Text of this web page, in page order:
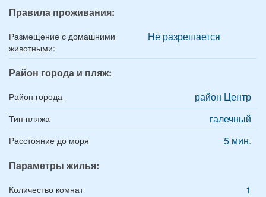
Правила проживания:
Размещение с домашними
животными:
Не разрешается
Район города и пляж:
Район города район Центр
Тип пляжа галечный
Расстояние до моря
5 мин.
Параметры жилья:
Количество комнат 1